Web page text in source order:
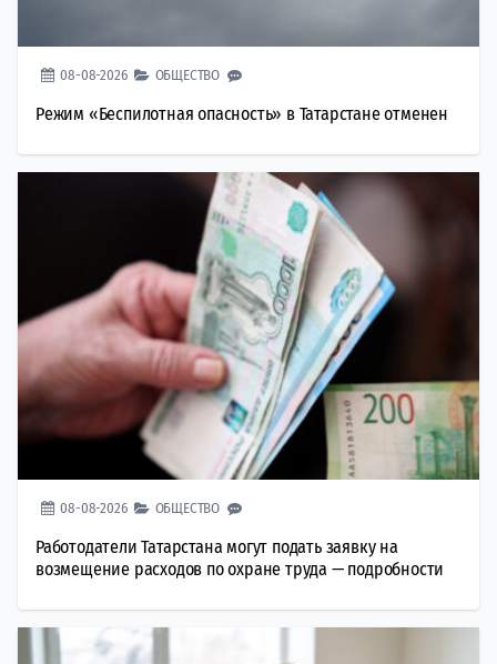
08-08-2026 ОБЩЕСТВО
Режим «Беспилотная опасность» в Татарстане отменен
08-08-2026 ОБЩЕСТВО
Работодатели Татарстана могут подать заявку на
возмещение расходов по охране труда — подробности